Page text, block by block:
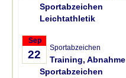
Sportabzeichen
Leichtathletik
Sep
22
Sportabzeichen
Training, Abnahme
Sportabzeichen